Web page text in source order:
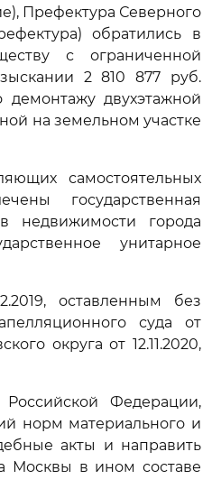
Префектура Северного
обратились в
с ограниченной
2 810 877 руб.
двухэтажной
на земельном участке
самостоятельных
государственная
недвижимости города
унитарное
оставленным без
суда от
округа от 12.11.2020,
Федерации,
норм материального и
акты и направить
Москвы в ином составе